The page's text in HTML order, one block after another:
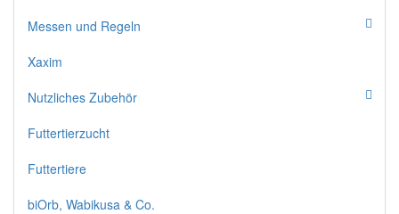
Messen und Regeln
Xaxim
Nutzliches Zubehör
Futtertierzucht
Futtertiere
biOrb, Wabikusa & Co.